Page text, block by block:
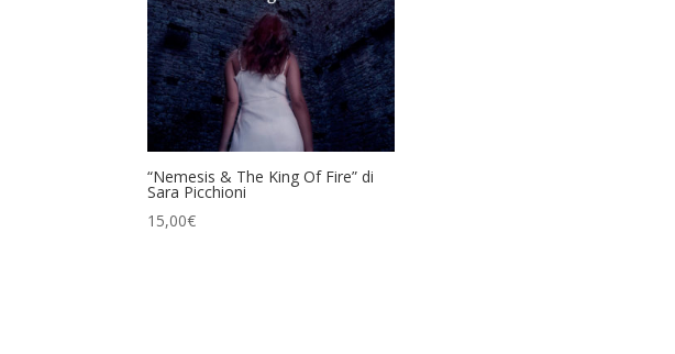
“Nemesis & The King Of Fire” di
Sara Picchioni
15,00€